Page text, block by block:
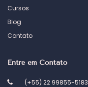
Cursos
Blog
Contato
Entre em Contato
(+55) 22 99855-5183